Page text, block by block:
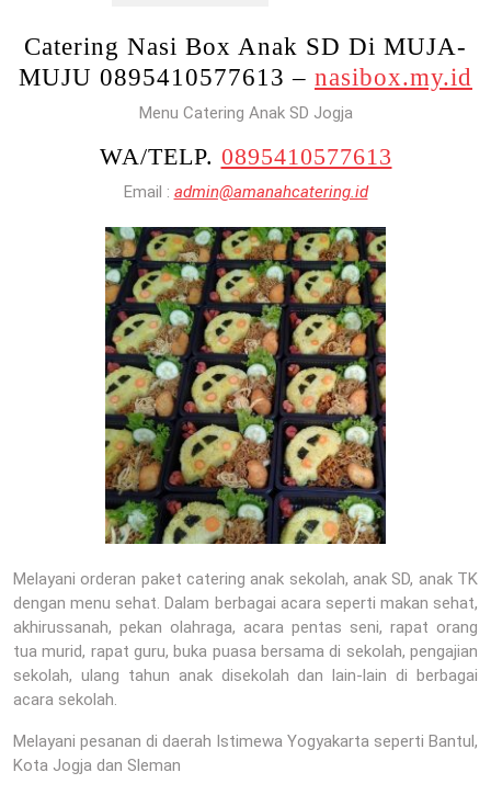
Catering Nasi Box Anak SD Di MUJA-
MUJU 0895410577613 – nasibox.my.id
Menu Catering Anak SD Jogja
WA/TELP. 0895410577613
Email : admin@amanahcatering.id
Melayani orderan paket catering anak sekolah, anak SD, anak TK
dengan menu sehat. Dalam berbagai acara seperti makan sehat,
akhirussanah, pekan olahraga, acara pentas seni, rapat orang
tua murid, rapat guru, buka puasa bersama di sekolah, pengajian
sekolah, ulang tahun anak disekolah dan lain-lain di berbagai
acara sekolah.
Melayani pesanan di daerah Istimewa Yogyakarta seperti Bantul,
Kota Jogja dan Sleman